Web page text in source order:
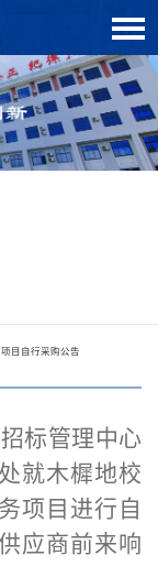
目自行采购公告
标管理中心
就木樨地校
项目进行自
应商前来响